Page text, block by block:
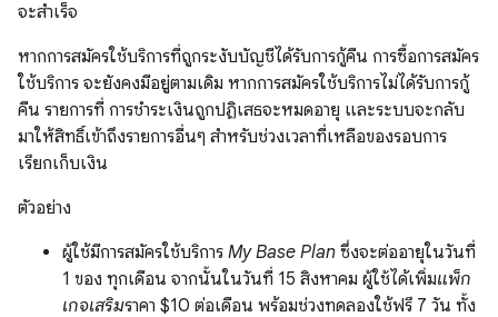
จะสำเร็จ
หากการสมัครใช้บริการที่ถูกระงับบัญชีได้รับการกู้คืน การซื้อการสมัคร
ใช้บริการ จะยังคงมีอยู่ตามเดิม หากการสมัครใช้บริการไม่ได้รับการกู้
คืน รายการที่ การชำระเงินถูกปฏิเสธจะหมดอายุ และระบบจะกลับ
มาให้สิทธิ์เข้าถึงรายการอื่นๆ สำหรับช่วงเวลาที่เหลือของรอบการ
เรียกเก็บเงิน
ตัวอย่าง
ผู้ใช้มีการสมัครใช้บริการ My Base Plan ซึ่งจะต่ออายุในวันที่
1 ของ ทุกเดือน จากนั้นในวันที่ 15 สิงหาคม ผู้ใช้ได้เพิ่มแพ็ก
เกจเสริมราคา $10 ต่อเดือน พร้อมช่วงทดลองใช้ฟรี 7 วัน ทั้ง